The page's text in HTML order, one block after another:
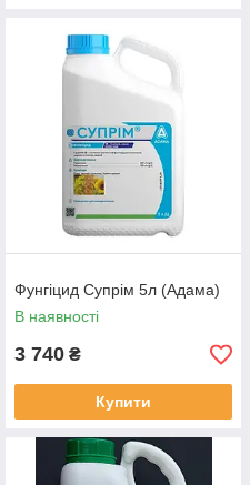
Фунгіцид Супрім 5л (Адама)
В наявності
3 740 ₴
Купити